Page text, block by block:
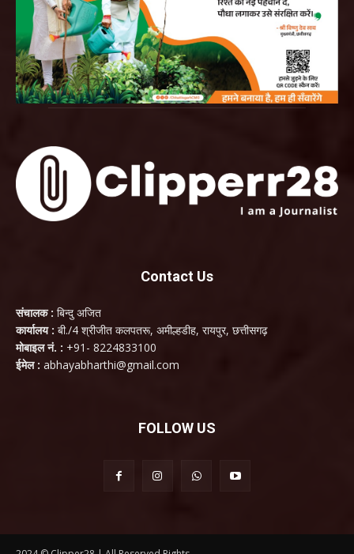
Contact Us
संचालक : बिन्दु अजित
कार्यालय : बी./4 श्रीजीत कलपतरू, अमील्हडीह, रायपुर, छत्तीसगढ़
मोबाइल नं. : +91- 8224833100
ईमेल : abhayabharthi@gmail.com
FOLLOW US